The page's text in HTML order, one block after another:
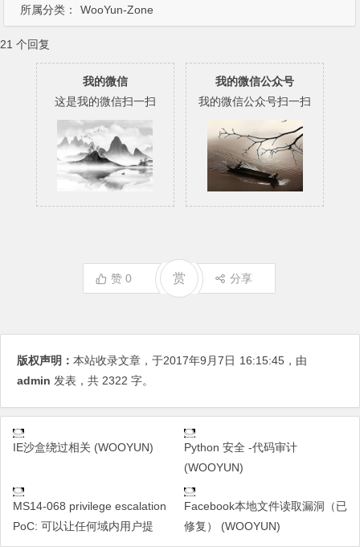
所属分类： WooYun-Zone
21 个回复
我的微信
这是我的微信扫一扫
我的微信公众号
我的微信公众号扫一扫
赞 0 赏 分享
版权声明： 本站收录文章，于2017年9月7日 16:15:45 ，由
admin 发表，共 2322 字。
IE沙盒绕过相关 (WOOYUN)
Python 安全 -代码审计
(WOOYUN)
MS14-068 privilege escalation
PoC: 可以让任何域内用户提
Facebook本地文件读取漏洞（已
修复） (WOOYUN)